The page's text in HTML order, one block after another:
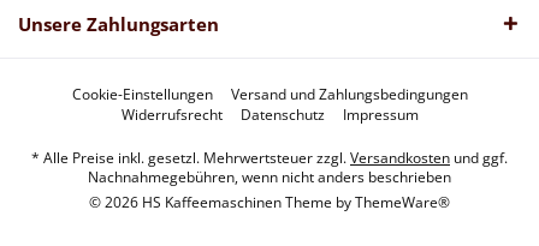
Unsere Zahlungsarten
Cookie-Einstellungen
Versand und Zahlungsbedingungen
Widerrufsrecht
Datenschutz Impressum
* Alle Preise inkl. gesetzl. Mehrwertsteuer zzgl.Versandkosten und ggf.
Nachnahmegebühren, wenn nicht anders beschrieben
© 2026 HS Kaffeemaschinen Theme byThemeWare®